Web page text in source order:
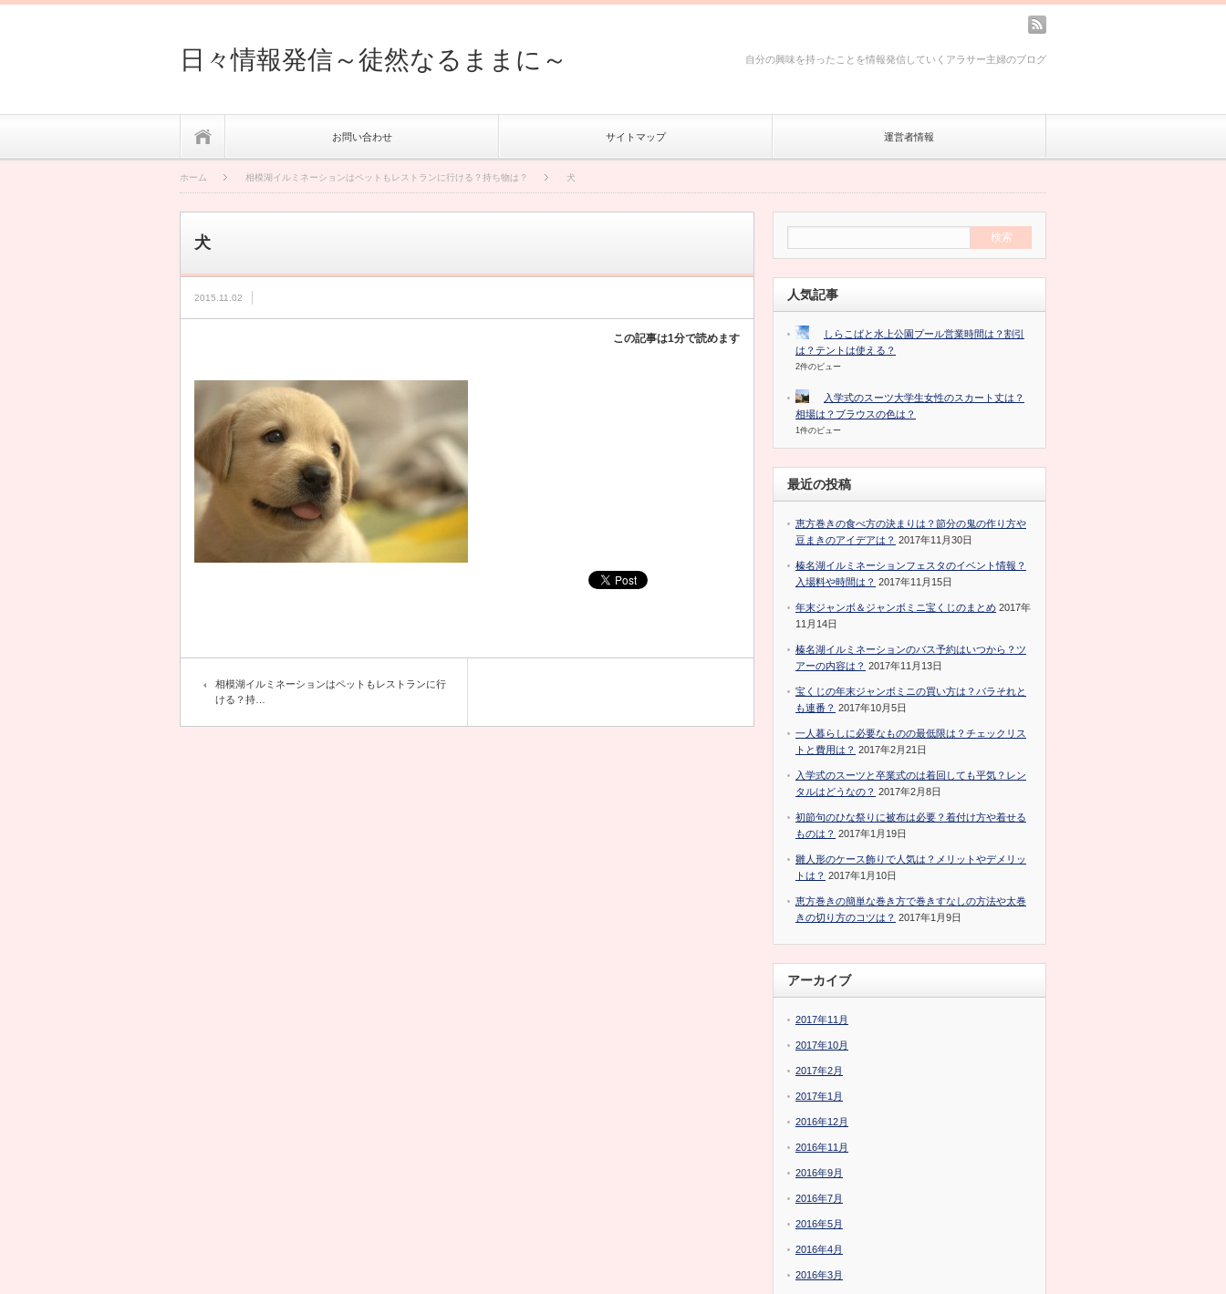
日々情報発信～徒然なるままに～ 自分の興味を持ったことを情報発信していくアラサー主婦のブログ
お問い合わせ サイトマップ 運営者情報
ホーム 相模湖イルミネーションはペットもレストランに行ける？持ち物は？ 犬
犬
2015.11.02
この記事は1分で読めます
相模湖イルミネーションはペットもレストランに行
ける？持…
人気記事
しらこばと水上公園プール営業時間は？割引
は？テントは使える？
2件のビュー
入学式のスーツ大学生女性のスカート丈は？
相場は？ブラウスの色は？
1件のビュー
最近の投稿
恵方巻きの食べ方の決まりは？節分の鬼の作り方や
豆まきのアイデアは？ 2017年11月30日
榛名湖イルミネーションフェスタのイベント情報？
入場料や時間は？ 2017年11月15日
年末ジャンボ＆ジャンボミニ宝くじのまとめ 2017年
11月14日
榛名湖イルミネーションのバス予約はいつから？ツ
アーの内容は？ 2017年11月13日
宝くじの年末ジャンボミニの買い方は？バラそれと
も連番？ 2017年10月5日
一人暮らしに必要なものの最低限は？チェックリス
トと費用は？ 2017年2月21日
入学式のスーツと卒業式のは着回しても平気？レン
タルはどうなの？ 2017年2月8日
初節句のひな祭りに被布は必要？着付け方や着せる
ものは？ 2017年1月19日
雛人形のケース飾りで人気は？メリットやデメリッ
トは？ 2017年1月10日
恵方巻きの簡単な巻き方で巻きすなしの方法や太巻
きの切り方のコツは？ 2017年1月9日
アーカイブ
2017年11月
2017年10月
2017年2月
2017年1月
2016年12月
2016年11月
2016年9月
2016年7月
2016年5月
2016年4月
2016年3月